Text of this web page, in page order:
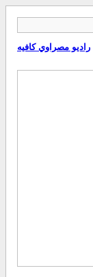
راديو مصراوي كافيه